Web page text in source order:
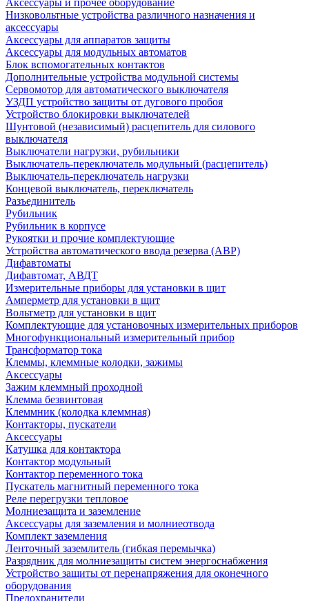
Аксессуары и прочее оборудование
Низковольтные устройства различного назначения и
аксессуары
Аксессуары для аппаратов защиты
Аксессуары для модульных автоматов
Блок вспомогательных контактов
Дополнительные устройства модульной системы
Сервомотор для автоматического выключателя
УЗДП устройство защиты от дугового пробоя
Устройство блокировки выключателей
Шунтовой (независимый) расцепитель для силового
выключателя
Выключатели нагрузки, рубильники
Выключатель-переключатель модульный (расцепитель)
Выключатель-переключатель нагрузки
Концевой выключатель, переключатель
Разъединитель
Рубильник
Рубильник в корпусе
Рукоятки и прочие комплектующие
Устройства автоматического ввода резерва (АВР)
Дифавтоматы
Дифавтомат, АВДТ
Измерительные приборы для установки в щит
Амперметр для установки в щит
Вольтметр для установки в щит
Комплектующие для установочных измерительных приборов
Многофункциональный измерительный прибор
Трансформатор тока
Клеммы, клеммные колодки, зажимы
Аксессуары
Зажим клеммный проходной
Клемма безвинтовая
Клеммник (колодка клеммная)
Контакторы, пускатели
Аксессуары
Катушка для контактора
Контактор модульный
Контактор переменного тока
Пускатель магнитный переменного тока
Реле перегрузки тепловое
Молниезащита и заземление
Аксессуары для заземления и молниеотвода
Комплект заземления
Ленточный заземлитель (гибкая перемычка)
Разрядник для молниезащиты систем энергоснабжения
Устройство защиты от перенапряжения для оконечного
оборудования
Предохранители